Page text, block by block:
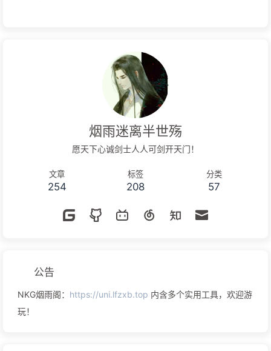
烟雨迷离半世殇
愿天下心诚剑士人人可剑开天门！
文章
254
标签
208
分类
57
公告
NKG烟雨阁： https://uni.lfzxb.top 内含多个实用工具，欢迎游
玩！